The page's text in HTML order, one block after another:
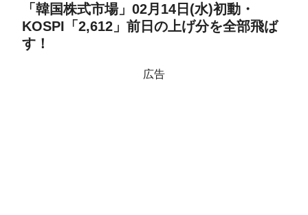
「韓国株式市場」02月14日(水)初動・
KOSPI「2,612」前日の上げ分を全部飛ば
す！
広告